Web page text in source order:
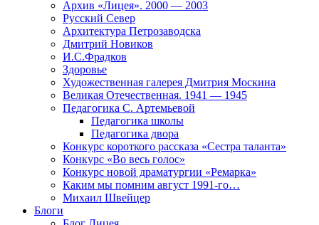
Архив «Лицея». 2000 — 2003
Русский Север
Архитектура Петрозаводска
Дмитрий Новиков
И.С.Фрадков
Здоровье
Художественная галерея Дмитрия Москина
Великая Отечественная. 1941 — 1945
Педагогика С. Артемьевой
Педагогика школы
Педагогика двора
Конкурс короткого рассказа «Сестра таланта»
Конкурс «Во весь голос»
Конкурс новой драматургии «Ремарка»
Каким мы помним август 1991-го…
Михаил Швейцер
Блоги